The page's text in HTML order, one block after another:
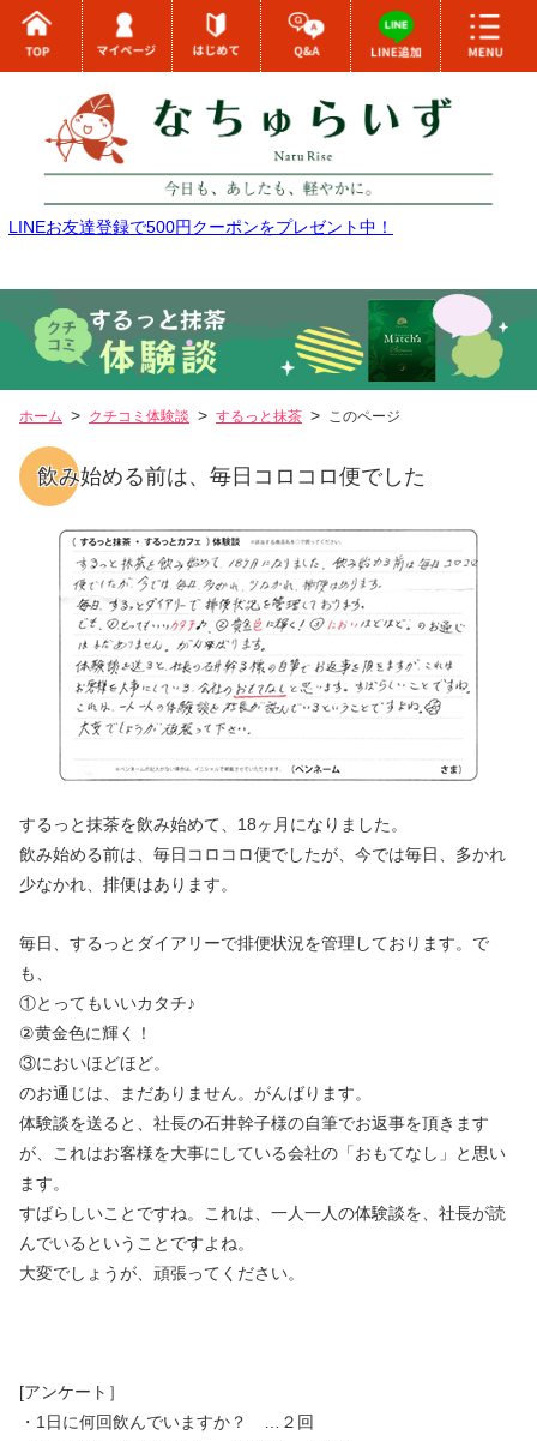
LINEお友達登録で500円クーポンをプレゼント中！
ホーム クチコミ体験談 するっと抹茶 このページ
飲み始める前は、毎日コロコロ便でした
するっと抹茶を飲み始めて、18ヶ月になりました。
飲み始める前は、毎日コロコロ便でしたが、今では毎日、多かれ
少なかれ、排便はあります。
毎日、するっとダイアリーで排便状況を管理しております。で
も、
①とってもいいカタチ♪
②黄金色に輝く！
③においほどほど。
のお通じは、まだありません。がんばります。
体験談を送ると、社長の石井幹子様の自筆でお返事を頂きます
が、これはお客様を大事にしている会社の「おもてなし」と思い
ます。
すばらしいことですね。これは、一人一人の体験談を、社長が読
んでいるということですよね。
大変でしょうが、頑張ってください。
[アンケート］
・1日に何回飲んでいますか？ …２回